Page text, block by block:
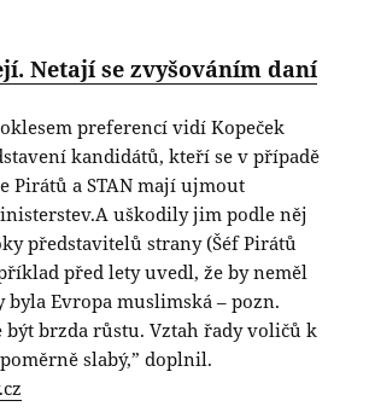
Netají se zvyšováním daní
preferencí vidí Kopeček
kandidátů, kteří se v případě
Pirátů a STAN mají ujmout
uškodily jim podle něj
představitelů strany (Šéf Pirátů
před lety uvedl, že by neměl
byla Evropa muslimská – pozn.
být brzda růstu. Vztah řady voličů k
slabý,” doplnil.